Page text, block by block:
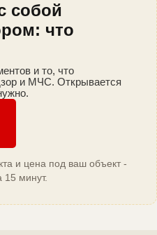
собой
что
и то, что
и МЧС. Открывается
и цена под ваш объект -
15 минут.